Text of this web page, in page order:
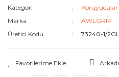
Kategori
Koruyucular
Marka
AWLGRIP
Üretici Kodu
73240-1/2GL